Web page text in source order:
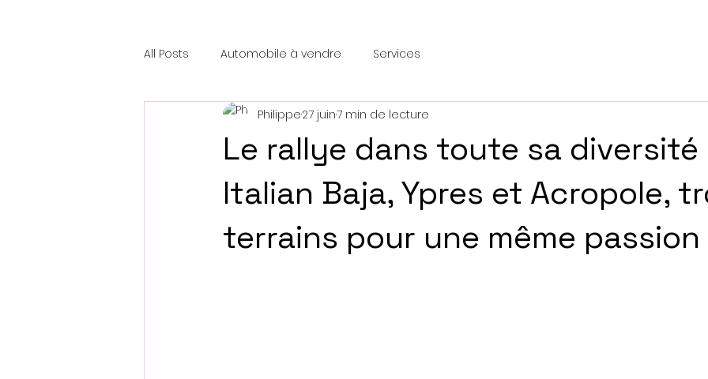
All Posts Automobile à vendre Services
Le rallye dans toute sa diversité
Italian Baja, Ypres et Acropole,
terrains pour une même passion
Philippe27 juin7 min de lecture